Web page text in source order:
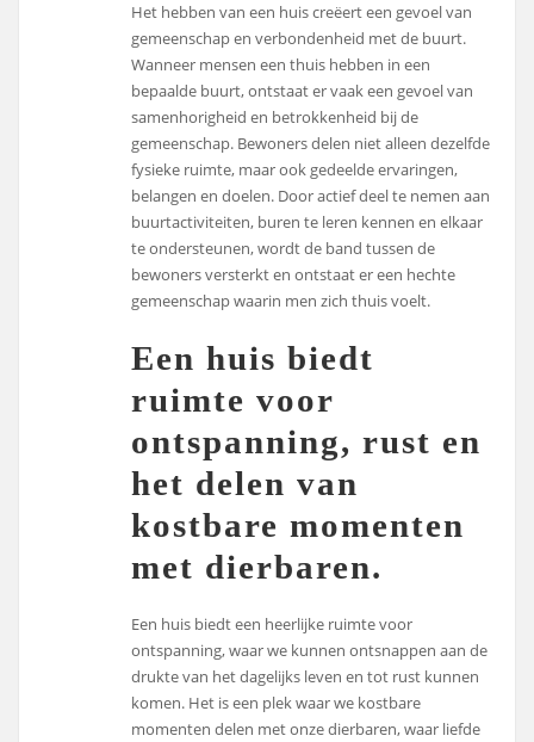
Het hebben van een huis creëert een gevoel van
gemeenschap en verbondenheid met de buurt.
Wanneer mensen een thuis hebben in een
bepaalde buurt, ontstaat er vaak een gevoel van
samenhorigheid en betrokkenheid bij de
gemeenschap. Bewoners delen niet alleen dezelfde
fysieke ruimte, maar ook gedeelde ervaringen,
belangen en doelen. Door actief deel te nemen aan
buurtactiviteiten, buren te leren kennen en elkaar
te ondersteunen, wordt de band tussen de
bewoners versterkt en ontstaat er een hechte
gemeenschap waarin men zich thuis voelt.
Een huis biedt
ruimte voor
ontspanning, rust en
het delen van
kostbare momenten
met dierbaren.
Een huis biedt een heerlijke ruimte voor
ontspanning, waar we kunnen ontsnappen aan de
drukte van het dagelijks leven en tot rust kunnen
komen. Het is een plek waar we kostbare
momenten delen met onze dierbaren, waar liefde